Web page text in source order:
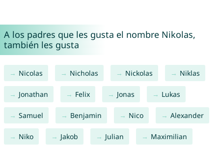
A los padres que les gusta el nombre Nikolas,
también les gusta
Nicolas Nicholas Nickolas Niklas
Jonathan Felix Jonas Lukas
Samuel Benjamin Nico Alexander
Niko Jakob Julian Maximilian